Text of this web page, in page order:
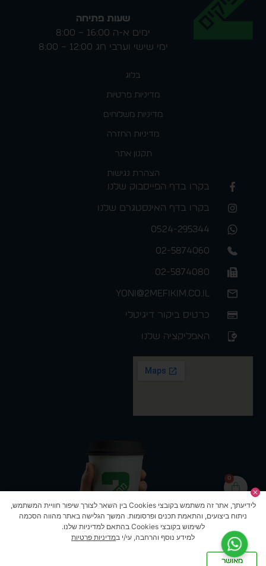
0
שעות פתיחה
ימים א-ה 16:00 – 8:00
ימי שישי וערבי חג 12:00 – 8:00
בלוג
מדיניות פרטיות
מדיניות משלוחים
מדיניות החזרה
תקנון אתר
הצהרת נגישות
בקרו בדף הפייסבוק שלנו
בקרו בדף האינסטגרם שלנו
0524-295344
02-5874060
02-5874080
yoni@2mefikim.co.il
כרטיס ביקור דיגיטלי
האפליקציה שלנו
לידיעתך, אתר זה משתמש בקובצי Cookies בין השאר לצורך שיפור חוויית המשתמש,
ניתוח ביצועים, והתאמת תכנים ופרסומות. המשך הגלישה באתר מהווה הסכמה
לשימוש בקובצי Cookies בהתאם למדיניות שלנו.
למידע נוסף והרחבה, עי/י במדיניות פרטיות
מאושר